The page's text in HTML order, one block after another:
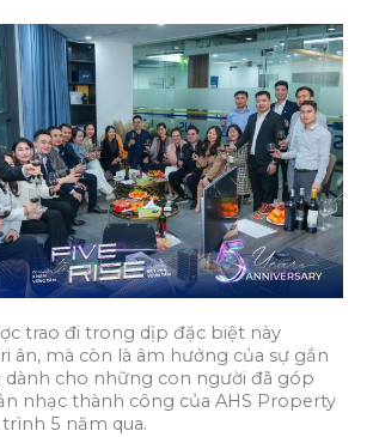
trao đi trong dịp đặc biệt này
ân, mà còn là âm hưởng của sự gắn
dành cho những con người đã góp
nhạc thành công của AHS Property
5 năm qua.